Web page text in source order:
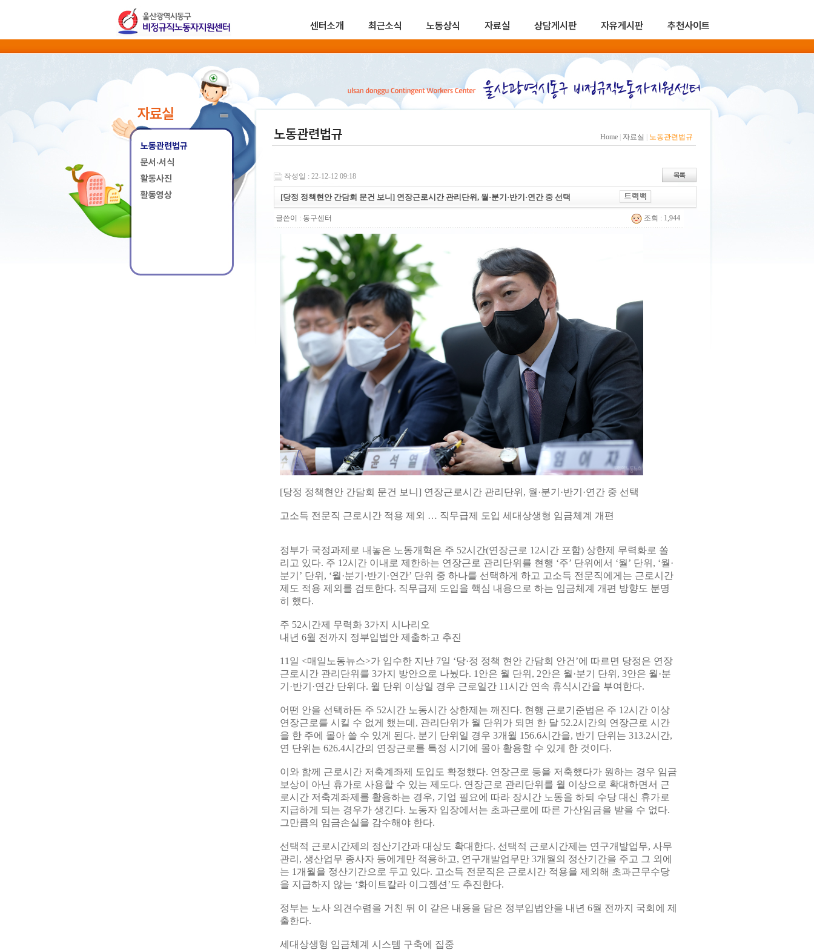
센터소개 최근소식 노동상식 자료실 상담게시판 자유게시판 추천사이트
자료실
노동관련법규
문서·서식
활동사진
활동영상
노동관련법규 Home 자료실 노동관련법규
작성일 : 22-12-12 09:18
[당정 정책현안 간담회 문건 보니] 연장근로시간 관리단위, 월·분기·반기·연간 중 선택
글쓴이 : 동구센터 조회 : 1,944
[당정 정책현안 간담회 문건 보니] 연장근로시간 관리단위, 월·분기·반기·연간 중 선택
고소득 전문직 근로시간 적용 제외 … 직무급제 도입 세대상생형 임금체계 개편
정부가 국정과제로 내놓은 노동개혁은 주 52시간(연장근로 12시간 포함) 상한제 무력화로 쏠
리고 있다. 주 12시간 이내로 제한하는 연장근로 관리단위를 현행 ‘주’ 단위에서 ‘월’ 단위, ‘월·
분기’ 단위, ‘월·분기·반기·연간’ 단위 중 하나를 선택하게 하고 고소득 전문직에게는 근로시간
제도 적용 제외를 검토한다. 직무급제 도입을 핵심 내용으로 하는 임금체계 개편 방향도 분명
히 했다.
주 52시간제 무력화 3가지 시나리오
내년 6월 전까지 정부입법안 제출하고 추진
11일 <매일노동뉴스>가 입수한 지난 7일 ‘당·정 정책 현안 간담회 안건’에 따르면 당정은 연장
근로시간 관리단위를 3가지 방안으로 나눴다. 1안은 월 단위, 2안은 월·분기 단위, 3안은 월·분
기·반기·연간 단위다. 월 단위 이상일 경우 근로일간 11시간 연속 휴식시간을 부여한다.
어떤 안을 선택하든 주 52시간 노동시간 상한제는 깨진다. 현행 근로기준법은 주 12시간 이상
연장근로를 시킬 수 없게 했는데, 관리단위가 월 단위가 되면 한 달 52.2시간의 연장근로 시간
을 한 주에 몰아 쓸 수 있게 된다. 분기 단위일 경우 3개월 156.6시간을, 반기 단위는 313.2시간,
연 단위는 626.4시간의 연장근로를 특정 시기에 몰아 활용할 수 있게 한 것이다.
이와 함께 근로시간 저축계좌제 도입도 확정했다. 연장근로 등을 저축했다가 원하는 경우 임금
보상이 아닌 휴가로 사용할 수 있는 제도다. 연장근로 관리단위를 월 이상으로 확대하면서 근
로시간 저축계좌제를 활용하는 경우, 기업 필요에 따라 장시간 노동을 하되 수당 대신 휴가로
지급하게 되는 경우가 생긴다. 노동자 입장에서는 초과근로에 따른 가산임금을 받을 수 없다.
그만큼의 임금손실을 감수해야 한다.
선택적 근로시간제의 정산기간과 대상도 확대한다. 선택적 근로시간제는 연구개발업무, 사무
관리, 생산업무 종사자 등에게만 적용하고, 연구개발업무만 3개월의 정산기간을 주고 그 외에
는 1개월을 정산기간으로 두고 있다. 고소득 전문직은 근로시간 적용을 제외해 초과근무수당
을 지급하지 않는 ‘화이트칼라 이그젬션’도 추진한다.
정부는 노사 의견수렴을 거친 뒤 이 같은 내용을 담은 정부입법안을 내년 6월 전까지 국회에 제
출한다.
세대상생형 임금체계 시스템 구축에 집중